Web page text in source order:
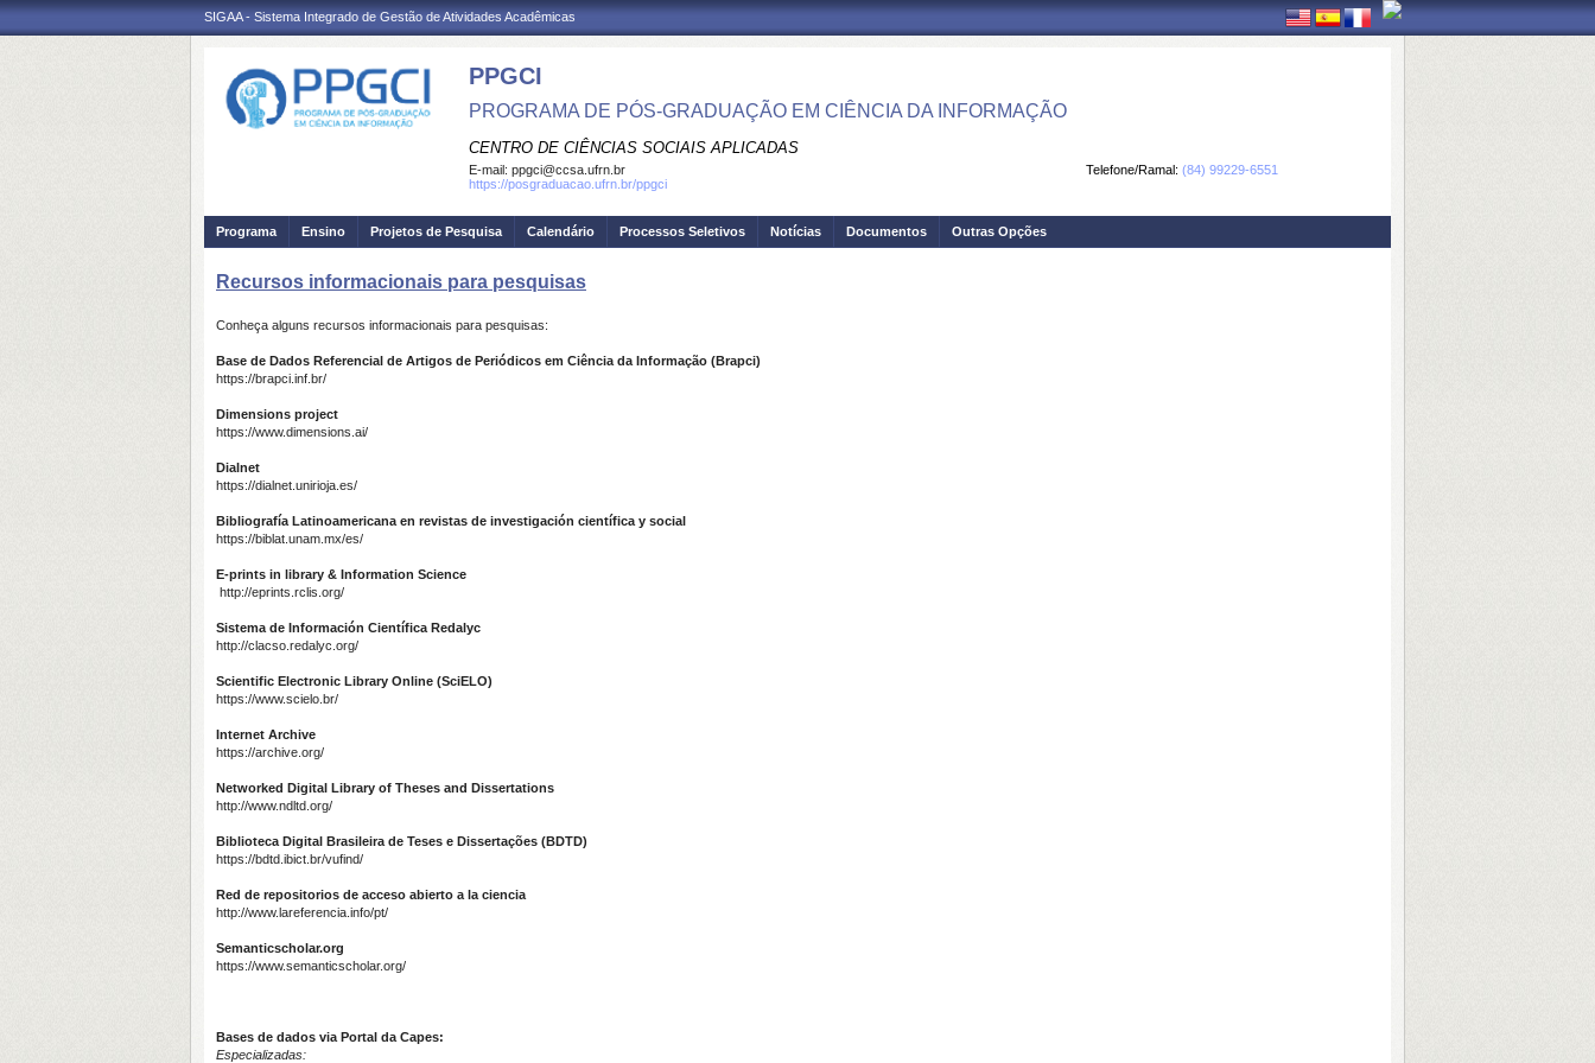
SIGAA - Sistema Integrado de Gestão de Atividades Acadêmicas
PPGCI
PROGRAMA DE PÓS-GRADUAÇÃO EM CIÊNCIA DA INFORMAÇÃO
CENTRO DE CIÊNCIAS SOCIAIS APLICADAS
Telefone/Ramal: (84) 99229-6551
E-mail: ppgci@ccsa.ufrn.br
https://posgraduacao.ufrn.br/ppgci
Programa Ensino Projetos de Pesquisa Calendário Processos Seletivos Notícias Documentos Outras Opções
Recursos informacionais para pesquisas
Conheça alguns recursos informacionais para pesquisas:
Base de Dados Referencial de Artigos de Periódicos em Ciência da Informação (Brapci)
https://brapci.inf.br/
Dimensions project
https://www.dimensions.ai/
Dialnet
https://dialnet.unirioja.es/
Bibliografía Latinoamericana en revistas de investigación científica y social
https://biblat.unam.mx/es/
E-prints in library & Information Science
http://eprints.rclis.org/
Sistema de Información Científica Redalyc
http://clacso.redalyc.org/
Scientific Electronic Library Online (SciELO)
https://www.scielo.br/
Internet Archive
https://archive.org/
Networked Digital Library of Theses and Dissertations
http://www.ndltd.org/
Biblioteca Digital Brasileira de Teses e Dissertações (BDTD)
https://bdtd.ibict.br/vufind/
Red de repositorios de acceso abierto a la ciencia
http://www.lareferencia.info/pt/
Semanticscholar.org
https://www.semanticscholar.org/
Bases de dados via Portal da Capes:
Especializadas: